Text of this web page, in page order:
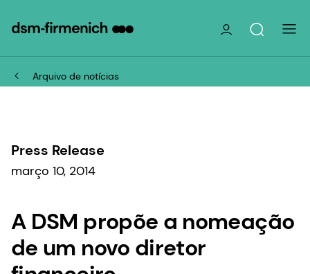
Arquivo de notícias
Press Release
março 10, 2014
A DSM propõe a nomeação
de um novo diretor